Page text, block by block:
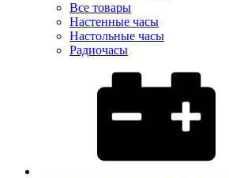
Все товары
Настенные часы
Настольные часы
Радиочасы